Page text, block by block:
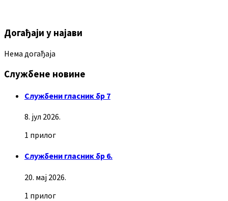
Догађаји у најави
Нема догађаја
Службене новине
Службени гласник бр 7
8. јул 2026.
1 прилог
Службени гласник бр 6.
20. мај 2026.
1 прилог